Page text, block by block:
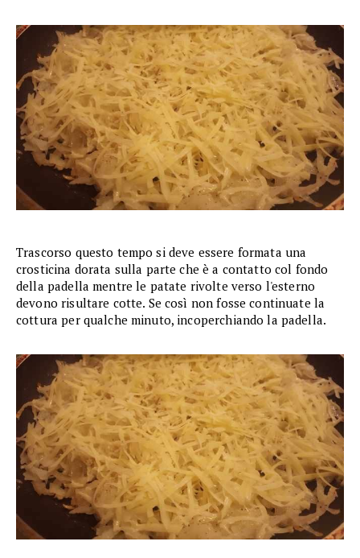
Trascorso questo tempo si deve essere formata una
crosticina dorata sulla parte che è a contatto col fondo
della padella mentre le patate rivolte verso l'esterno
devono risultare cotte. Se così non fosse continuate la
cottura per qualche minuto, incoperchiando la padella.